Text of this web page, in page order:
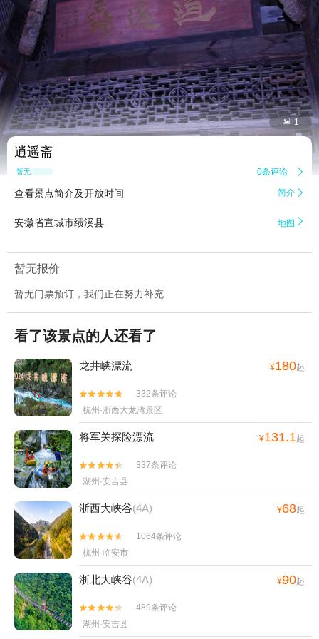
 1
逍遥斋
暂无点评 0条评论 
查看景点简介及开放时间 简介 
安徽省宣城市绩溪县 地图 
暂无报价
暂无门票预订，我们正在努力补充
看了该景点的人还看了
龙井峡漂流 ¥180起


332条评论
杭州·浙西大龙湾景区
将军关探险漂流 ¥131.1起


337条评论
湖州·安吉县
浙西大峡谷(4A) ¥68起


1064条评论
杭州·临安市
浙北大峡谷(4A) ¥90起


489条评论
湖州·安吉县
